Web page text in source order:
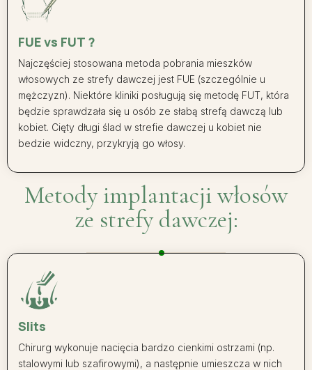
FUE vs FUT ?
Najczęściej stosowana metoda pobrania mieszków
włosowych ze strefy dawczej jest FUE (szczególnie u
mężczyzn). Niektóre kliniki posługują się metodę FUT, która
będzie sprawdzała się u osób ze słabą strefą dawczą lub
kobiet. Cięty długi ślad w strefie dawczej u kobiet nie
bedzie widczny, przykryją go włosy.
Metody implantacji włosów
ze strefy dawczej:
Slits
Chirurg wykonuje nacięcia bardzo cienkimi ostrzami (np.
stalowymi lub szafirowymi), a następnie umieszcza w nich